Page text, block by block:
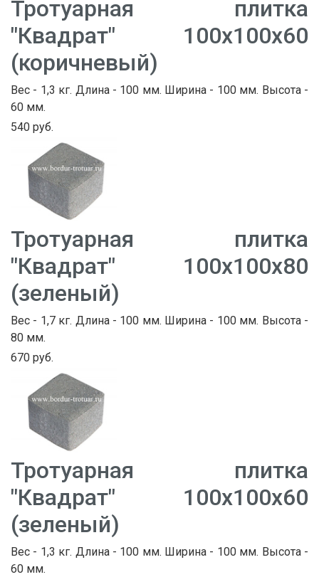
Тротуарная плитка
"Квадрат" 100х100х60
(коричневый)
Вес - 1,3 кг. Длина - 100 мм. Ширина - 100 мм. Высота -
60 мм.
540 руб.
Тротуарная плитка
"Квадрат" 100х100х80
(зеленый)
Вес - 1,7 кг. Длина - 100 мм. Ширина - 100 мм. Высота -
80 мм.
670 руб.
Тротуарная плитка
"Квадрат" 100х100х60
(зеленый)
Вес - 1,3 кг. Длина - 100 мм. Ширина - 100 мм. Высота -
60 мм.